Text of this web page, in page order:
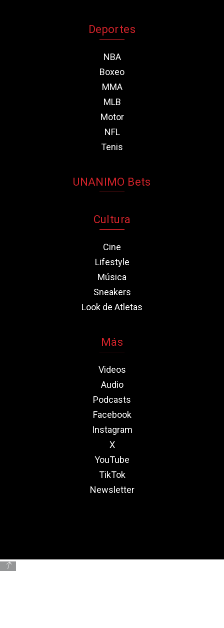
Deportes
NBA
Boxeo
MMA
MLB
Motor
NFL
Tenis
UNANIMO Bets
Cultura
Cine
Lifestyle
Música
Sneakers
Look de Atletas
Más
Videos
Audio
Podcasts
Facebook
Instagram
X
YouTube
TikTok
Newsletter